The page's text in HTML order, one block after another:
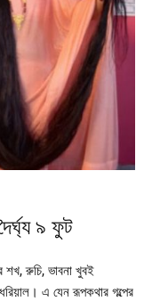
৯ ফুট
শখ, রুচি, ভাবনা খুবই
এ যেন রূপকথার গল্পের